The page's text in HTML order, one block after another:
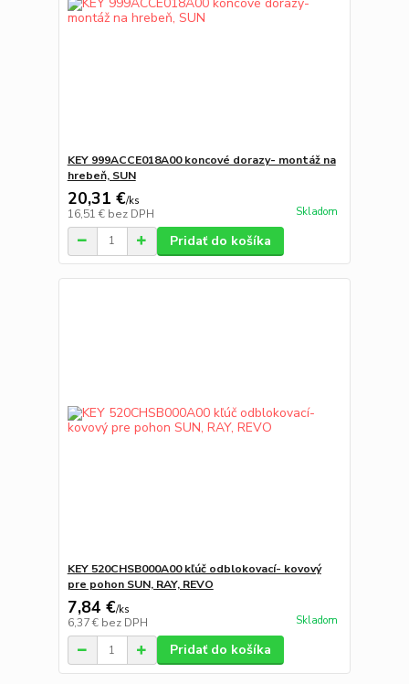
KEY 999ACCE018A00 koncové dorazy- montáž na
hrebeň, SUN
20,31 €/ks
16,51 € bez DPH Skladom
Pridať do košíka
KEY 520CHSB000A00 kľúč odblokovací- kovový
pre pohon SUN, RAY, REVO
7,84 €/ks
6,37 € bez DPH Skladom
Pridať do košíka